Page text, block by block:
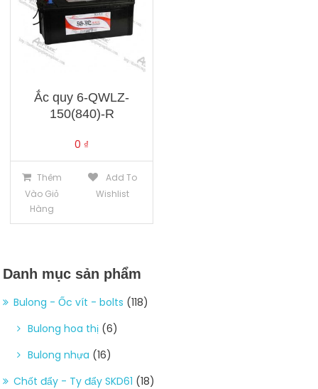
Ắc quy 6-QWLZ-
150(840)-R
0 ₫
Thêm
Vào Giỏ
Hàng
Add To
Wishlist
Danh mục sản phẩm
Bulong - Ốc vít - bolts (118)
Bulong hoa thị (6)
Bulong nhựa (16)
Chốt đẩy - Ty đẩy SKD61 (18)